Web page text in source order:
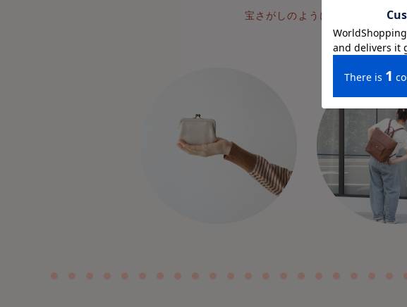
宝さがしのように見つけるワク